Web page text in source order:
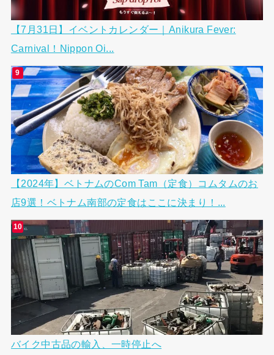
【7月31日】イベントカレンダー｜Anikura Fever:
Carnival！Nippon Oi...
【2024年】ベトナムのCom Tam（定食）コムタムのお
店9選！ベトナム南部の定食はここに決まり！...
バイク中古品の輸入、一時停止へ